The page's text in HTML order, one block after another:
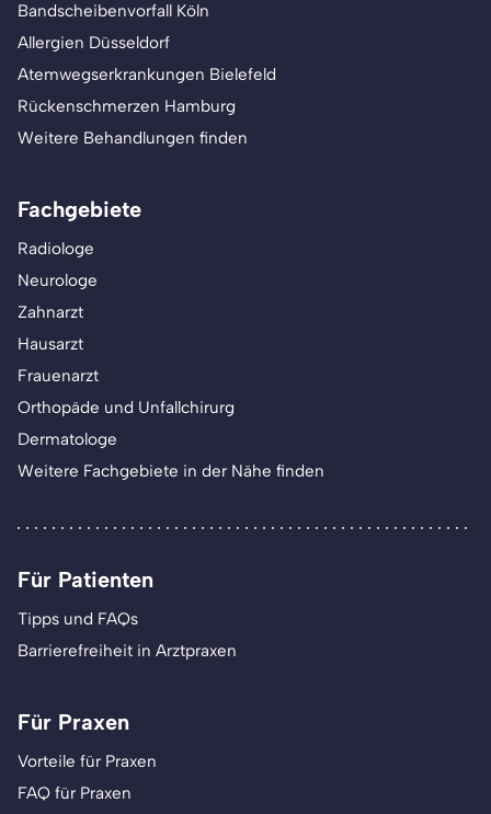
Bandscheibenvorfall Köln
Allergien Düsseldorf
Atemwegserkrankungen Bielefeld
Rückenschmerzen Hamburg
Weitere Behandlungen finden
Fachgebiete
Radiologe
Neurologe
Zahnarzt
Hausarzt
Frauenarzt
Orthopäde und Unfallchirurg
Dermatologe
Weitere Fachgebiete in der Nähe finden
Für Patienten
Tipps und FAQs
Barrierefreiheit in Arztpraxen
Für Praxen
Vorteile für Praxen
FAQ für Praxen